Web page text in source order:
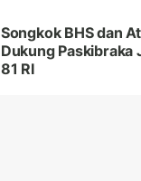
Songkok BHS dan
Dukung Paskibraka
81 RI